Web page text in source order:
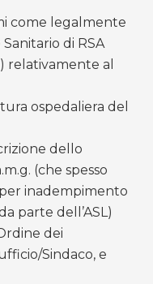
come legalmente
di RSA
relativamente al
ospedaliera del
dello
(che spesso
inadempimento
parte dell’ASL)
dei
Sindaco, e